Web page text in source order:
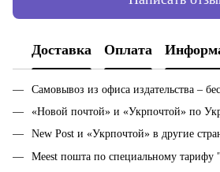
Доставка Оплата
Самовывоз из офиса издательства –
«Новой почтой» и «Укрпочтой» по
New Post и «Укрпочтой» в другие
Meest пошта по специальному